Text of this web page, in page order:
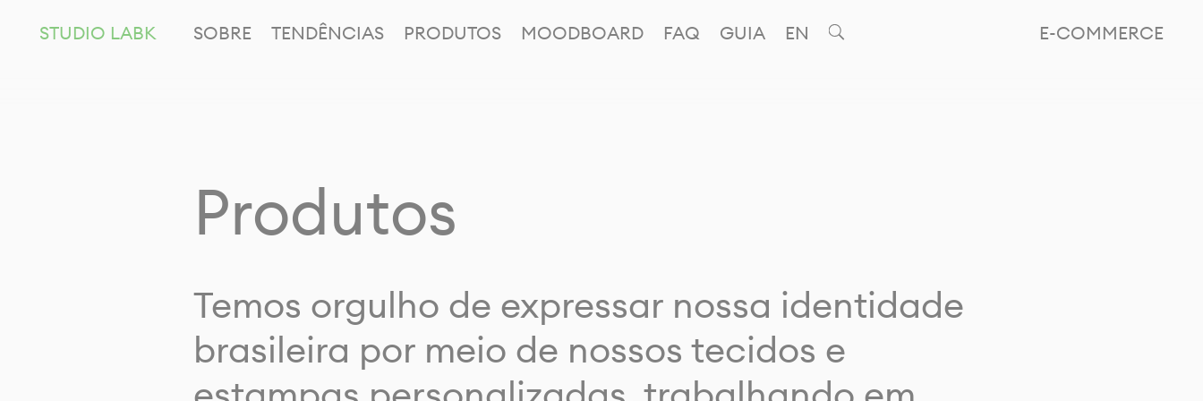
E-COMMERCE
STUDIO LABK SOBRE TENDÊNCIAS PRODUTOS MOODBOARD FAQ GUIA EN
Produtos
Temos orgulho de expressar nossa identidade
brasileira por meio de nossos tecidos e